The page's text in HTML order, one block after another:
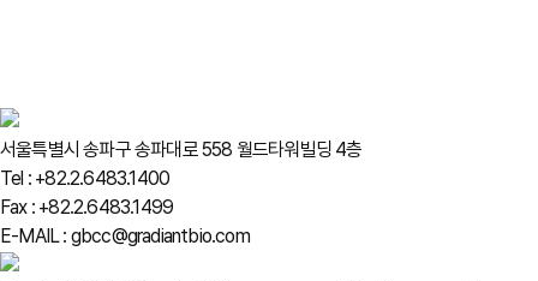
서울특별시 송파구 송파대로 558 월드타워빌딩 4층
Tel : +82.2.6483.1400
Fax : +82.2.6483.1499
E-MAIL : gbcc@gradiantbio.com